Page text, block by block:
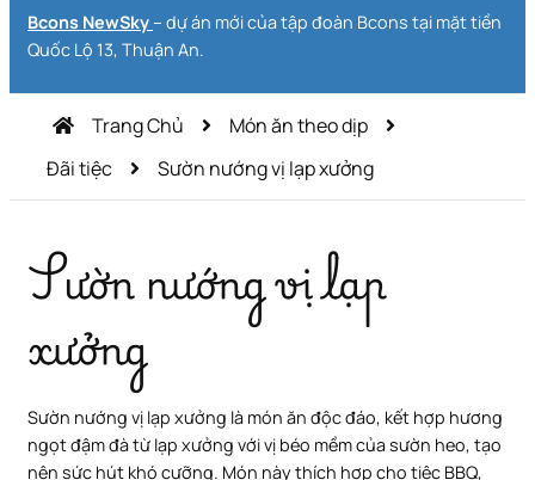
Bcons NewSky– dự án mới của tập đoàn Bcons tại mặt tiền
Quốc Lộ 13, Thuận An.
Trang Chủ
Món ăn theo dịp
Đãi tiệc
Sườn nướng vị lạp xưởng
Sườn nướng vị lạp
xưởng
Sườn nướng vị lạp xưởng là món ăn độc đáo, kết hợp hương
ngọt đậm đà từ lạp xưởng với vị béo mềm của sườn heo, tạo
nên sức hút khó cưỡng. Món này thích hợp cho tiệc BBQ,